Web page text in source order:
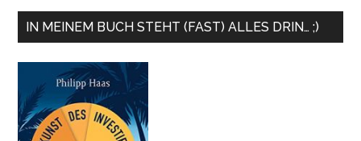
IN MEINEM BUCH STEHT (FAST) ALLES DRIN… ;)